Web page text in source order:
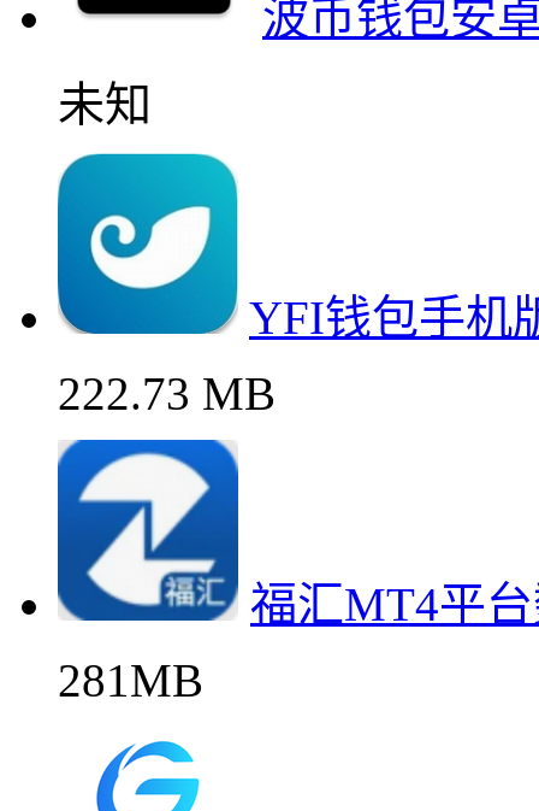
波币钱包安
未知
YFI钱包手机
222.73 MB
福汇MT4平
281MB